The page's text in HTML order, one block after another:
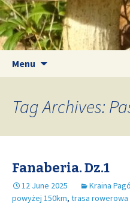
Menu
Tag Archives:
Fanaberia. Dz.1
12 June 2025 Kraina
powyżej 150km, trasa rowerowa